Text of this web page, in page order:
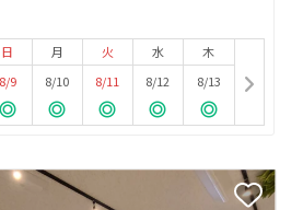
日
8/9
月
8/10
火
8/11
水
8/12
木
8/13